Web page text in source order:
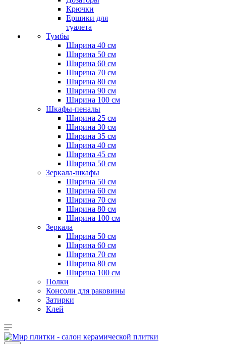
Крючки
Ершики для
туалета
Тумбы
Ширина 40 см
Ширина 50 см
Ширина 60 см
Ширина 70 см
Ширина 80 см
Ширина 90 см
Ширина 100 см
Шкафы-пеналы
Ширина 25 см
Ширина 30 см
Ширина 35 см
Ширина 40 см
Ширина 45 см
Ширина 50 см
Зеркала-шкафы
Ширина 50 см
Ширина 60 см
Ширина 70 см
Ширина 80 см
Ширина 100 см
Зеркала
Ширина 50 см
Ширина 60 см
Ширина 70 см
Ширина 80 см
Ширина 100 см
Полки
Консоли для раковины
Затирки
Клей